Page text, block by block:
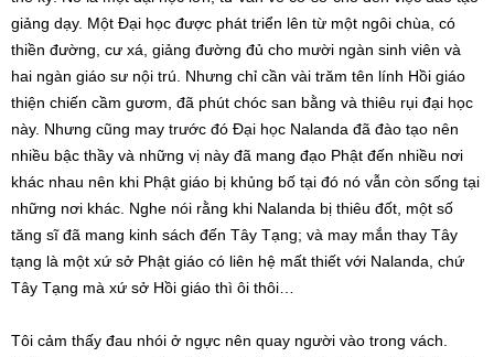
giảng dạy. Một Đại học được phát triển lên từ một ngôi chùa, có
thiền đường, cư xá, giảng đường đủ cho mười ngàn sinh viên và
hai ngàn giáo sư nội trú. Nhưng chỉ cần vài trăm tên lính Hồi giáo
thiện chiến cầm gươm, đã phút chóc san bằng và thiêu rụi đại học
này. Nhưng cũng may trước đó Đại học Nalanda đã đào tạo nên
nhiều bậc thầy và những vị này đã mang đạo Phật đến nhiều nơi
khác nhau nên khi Phật giáo bị khủng bố tại đó nó vẫn còn sống tại
những nơi khác. Nghe nói rằng khi Nalanda bị thiêu đốt, một số
tăng sĩ đã mang kinh sách đến Tây Tạng; và may mắn thay Tây
tạng là một xứ sở Phật giáo có liên hệ mất thiết với Nalanda, chứ
Tây Tạng mà xứ sở Hồi giáo thì ôi thôi…
Tôi cảm thấy đau nhói ở ngực nên quay người vào trong vách.